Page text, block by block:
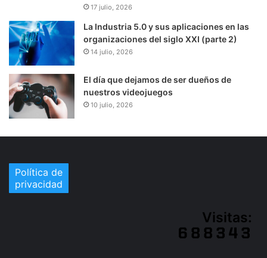
17 julio, 2026
La Industria 5.0 y sus aplicaciones en las
organizaciones del siglo XXI (parte 2)
14 julio, 2026
El día que dejamos de ser dueños de
nuestros videojuegos
10 julio, 2026
Política de
privacidad
Visitas: